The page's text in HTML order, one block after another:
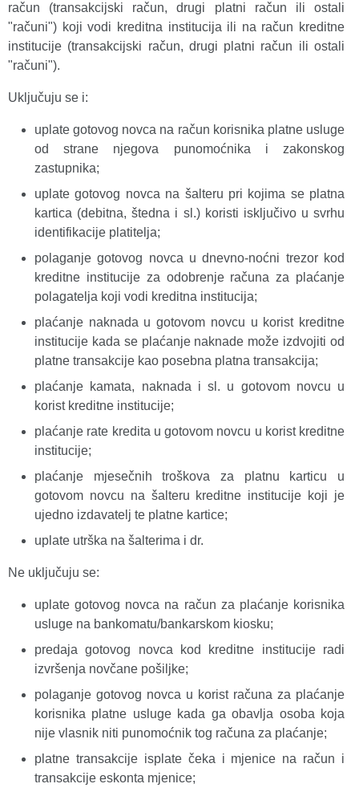
račun (transakcijski račun, drugi platni račun ili ostali
"računi") koji vodi kreditna institucija ili na račun kreditne
institucije (transakcijski račun, drugi platni račun ili ostali
"računi").
Uključuju se i:
uplate gotovog novca na račun korisnika platne usluge
od strane njegova punomoćnika i zakonskog
zastupnika;
uplate gotovog novca na šalteru pri kojima se platna
kartica (debitna, štedna i sl.) koristi isključivo u svrhu
identifikacije platitelja;
polaganje gotovog novca u dnevno-noćni trezor kod
kreditne institucije za odobrenje računa za plaćanje
polagatelja koji vodi kreditna institucija;
plaćanje naknada u gotovom novcu u korist kreditne
institucije kada se plaćanje naknade može izdvojiti od
platne transakcije kao posebna platna transakcija;
plaćanje kamata, naknada i sl. u gotovom novcu u
korist kreditne institucije;
plaćanje rate kredita u gotovom novcu u korist kreditne
institucije;
plaćanje mjesečnih troškova za platnu karticu u
gotovom novcu na šalteru kreditne institucije koji je
ujedno izdavatelj te platne kartice;
uplate utrška na šalterima i dr.
Ne uključuju se:
uplate gotovog novca na račun za plaćanje korisnika
usluge na bankomatu/bankarskom kiosku;
predaja gotovog novca kod kreditne institucije radi
izvršenja novčane pošiljke;
polaganje gotovog novca u korist računa za plaćanje
korisnika platne usluge kada ga obavlja osoba koja
nije vlasnik niti punomoćnik tog računa za plaćanje;
platne transakcije isplate čeka i mjenice na račun i
transakcije eskonta mjenice;